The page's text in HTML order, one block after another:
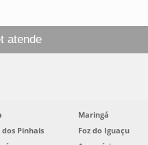
atende
Maringá
dos Pinhais Foz do Iguaçu